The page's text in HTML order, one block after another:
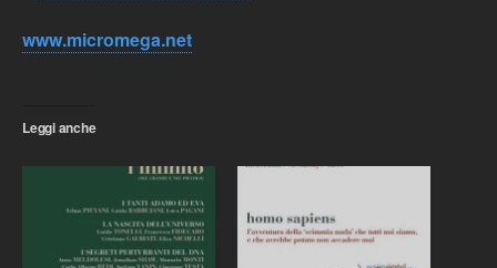
www.micromega.net
Leggi anche